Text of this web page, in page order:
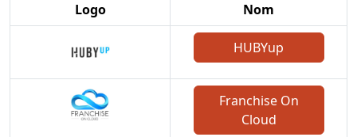
Logo Nom
HUBYup
Franchise On
Cloud